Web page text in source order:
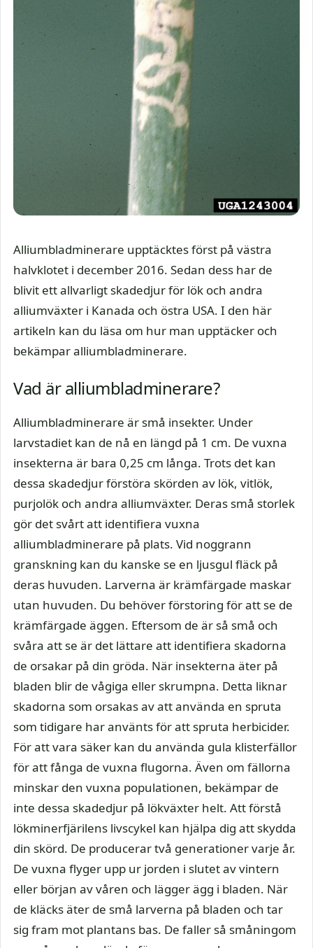
Alliumbladminerare upptäcktes först på västra
halvklotet i december 2016. Sedan dess har de
blivit ett allvarligt skadedjur för lök och andra
alliumväxter i Kanada och östra USA. I den här
artikeln kan du läsa om hur man upptäcker och
bekämpar alliumbladminerare.
Vad är alliumbladminerare?
Alliumbladminerare är små insekter. Under
larvstadiet kan de nå en längd på 1 cm. De vuxna
insekterna är bara 0,25 cm långa. Trots det kan
dessa skadedjur förstöra skörden av lök, vitlök,
purjolök och andra alliumväxter. Deras små storlek
gör det svårt att identifiera vuxna
alliumbladminerare på plats. Vid noggrann
granskning kan du kanske se en ljusgul fläck på
deras huvuden. Larverna är krämfärgade maskar
utan huvuden. Du behöver förstoring för att se de
krämfärgade äggen. Eftersom de är så små och
svåra att se är det lättare att identifiera skadorna
de orsakar på din gröda. När insekterna äter på
bladen blir de vågiga eller skrumpna. Detta liknar
skadorna som orsakas av att använda en spruta
som tidigare har använts för att spruta herbicider.
För att vara säker kan du använda gula klisterfällor
för att fånga de vuxna flugorna. Även om fällorna
minskar den vuxna populationen, bekämpar de
inte dessa skadedjur på lökväxter helt. Att förstå
lökminerfjärilens livscykel kan hjälpa dig att skydda
din skörd. De producerar två generationer varje år.
De vuxna flyger upp ur jorden i slutet av vintern
eller början av våren och lägger ägg i bladen. När
de kläcks äter de små larverna på bladen och tar
sig fram mot plantans bas. De faller så småningom